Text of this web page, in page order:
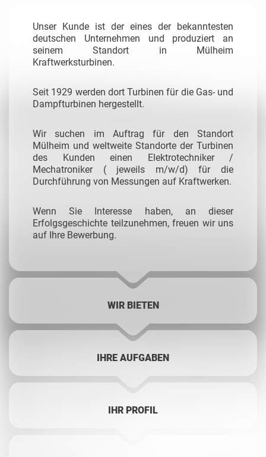
Unser Kunde ist der eines der bekanntesten
deutschen Unternehmen und produziert an
seinem Standort in Mülheim
Kraftwerksturbinen.
Seit 1929 werden dort Turbinen für die Gas- und
Dampfturbinen hergestellt.
Wir suchen im Auftrag für den Standort
Mülheim und weltweite Standorte der Turbinen
des Kunden einen Elektrotechniker /
Mechatroniker ( jeweils m/w/d) für die
Durchführung von Messungen auf Kraftwerken.
Wenn Sie Interesse haben, an dieser
Erfolgsgeschichte teilzunehmen, freuen wir uns
auf Ihre Bewerbung.
WIR BIETEN
IHRE AUFGABEN
IHR PROFIL